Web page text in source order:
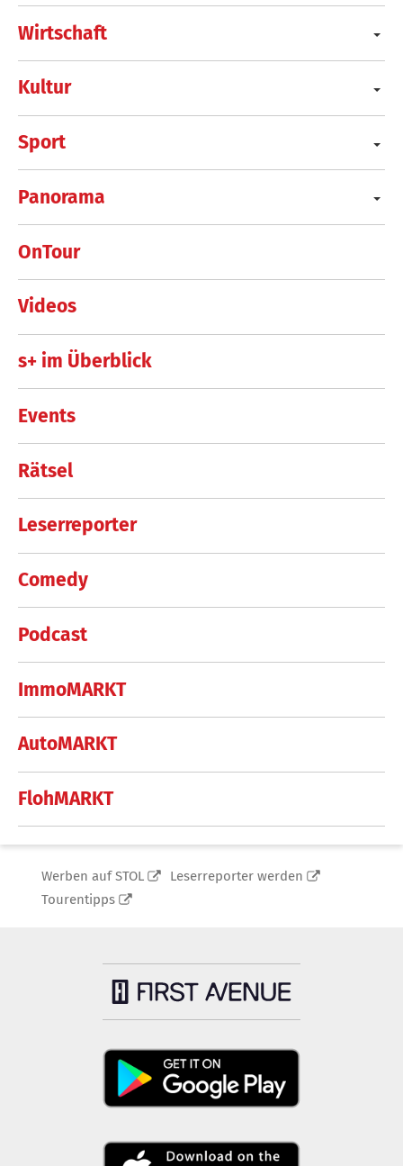
Wirtschaft
Kultur
Sport
Panorama
OnTour
Videos
s+ im Überblick
Events
Rätsel
Leserreporter
Comedy
Podcast
ImmoMARKT
AutoMARKT
FlohMARKT
Werben auf STOL
Leserreporter werden
Tourentipps